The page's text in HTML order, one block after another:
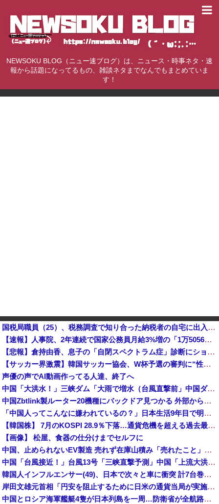
NEWSOKU BLOG（ニュー速ブログ）は、ニュース・時事ネタ・速
報から話題になってるもの、雑談ネタまでなんでもまとめていま
す！
国税局職員（25）、税務調査で知り合った納税者の自宅に出入りしお小遣い1億5000万円頂戴するwww
【速報】人事院、2年連続で国家公務員月給3%増の「1万5056円」引き上げ勧告 2年で6%超え他
【悲報】倉持由香、息子の「自閉スペクトラム症」診断にショックで涙… 見逃していた乳幼児期のサインとは？
【サッカー界激震】韓国サッカー協会、W杯予選の審判に“性接待”していたことが発覚 協会カードの決済明細まで見つかる
声優の声でAI動画作ってる人達、終了へ
中国「大洪水！」三峡ダム「大雨で増水（台風直撃前」中国ダム「緊急放流！」中国鉄道「列車が走行中に流される」中国避難所「支援物資は有料です」謎の勢力「え」→
中国Zbtlink製ルーター20機種にバックドア見つかる 外部から完全制御のおそれ
「中国人ってこんなに嫌われているの？」日本生活9年目で明かす本心！
【韓国株】 7月のKOSPI 28.9％下落…通貨危機を超える過去最大の下げ幅
【画像】 松屋、食器の仕分けまでセルフに
中国、止められないEV製造 売れず在庫山積み「売れたこと」にして補助金を騙し取る事案を思いつきが横行
中国「台風接近！」台風13号「三峡直撃予測」中国「上流大洪水！（三峡上流」中国都市「8/5の映像（動画」三峡ダム「緊急放流（決壊危機」中国「下流大水害（震え声」→
韓国人インフルエンサー(49)、日本で次々と車に衝突 計7台巻き込み 八王子
岸田文雄元首相「円安を阻止するために日米の通貨当局が実施した為替介入は一時しのぎに過ぎない」
中国とロシア海軍艦艇4隻が日本列島を一周…防衛省が全航路を公開！